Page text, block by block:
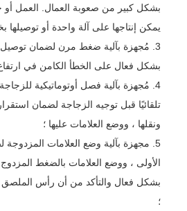
بشكل كبير من صعوبة العمال. العمل
يمكن إنتاجها على آلة واحدة أو توصيلها
3. مُجهزة بآلية ضغط مرن لضمان توصيل
بشكل فعال على الخطأ الكامن في
4. مُجهزة بآلية فصل أوتوماتيكية
تلقائيًا قبل توجيه الزجاجة لضمان
ونقلها ، ووضع العلامات عليها ؛
5. مجهزة بآلية وضع العلامات
الأولى ، ووضع العلامات بالضغط المزدوج
بشكل فعال والتأكد من أن رأس الملصق
؛